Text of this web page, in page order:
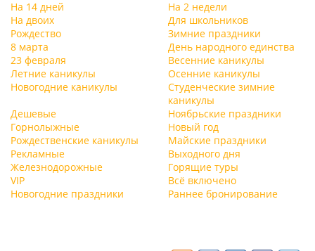
На 14 дней
На 2 недели
На двоих
Для школьников
Рождество
Зимние праздники
8 марта
День народного единства
23 февраля
Весенние каникулы
Летние каникулы
Осенние каникулы
Новогодние каникулы
Студенческие зимние
каникулы
Дешевые
Ноябрьские праздники
Горнолыжные
Новый год
Рождественские каникулы
Майские праздники
Рекламные
Выходного дня
Железнодорожные
Горящие туры
VIP
Всё включено
Новогодние праздники
Раннее бронирование